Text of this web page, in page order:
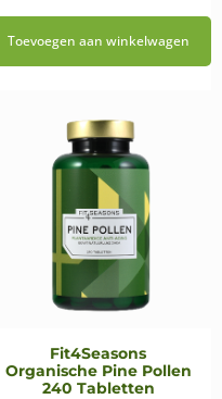
Toevoegen aan winkelwagen
Fit4Seasons
Organische Pine Pollen
240 Tabletten